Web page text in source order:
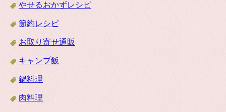
やせるおかずレシピ
節約レシピ
お取り寄せ通販
キャンプ飯
鍋料理
肉料理